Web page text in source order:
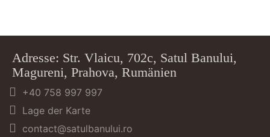
Adresse: Str. Vlaicu, 702c, Satul Banului,
Magureni, Prahova, Rumänien
+40 758 997 997
Lage der Karte
contact@satulbanului.ro